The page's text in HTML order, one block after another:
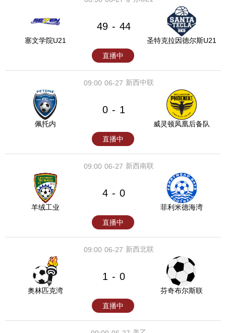
塞文学院U21
49 - 44
圣特克拉因德尔斯U21
直播中
06-27
09:00 新西中联
佩托内
0 - 1
威灵顿凤凰后备队
直播中
06-27
09:00 新西南联
羊绒工业
4 - 0
菲利米德海湾
直播中
06-27
09:00 新西北联
奥林匹克湾
1 - 0
芬奇布尔斯联
直播中